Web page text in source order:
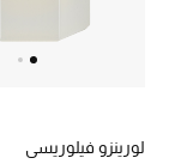
لورينزو فيلوريسي